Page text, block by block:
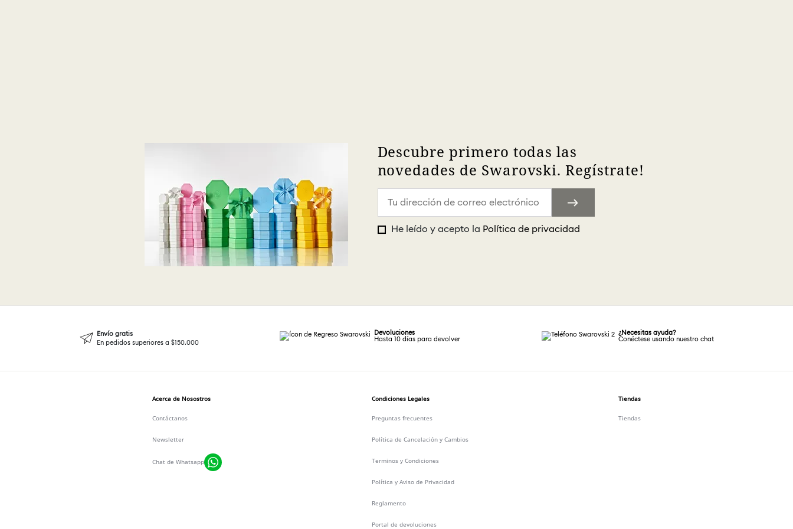
Descubre primero todas las
novedades de Swarovski. Regístrate!
He leído y acepto la Política de privacidad
Envío gratis
En pedidos superiores a $150.000
Devoluciones
Hasta 10 días para devolver
¿Necesitas ayuda?
Conéctese usando nuestro chat
Acerca de Nosostros
Contáctanos
Newsletter
Chat de Whatsapp
Condiciones Legales
Preguntas frecuentes
Política de Cancelación y Cambios
Terminos y Condiciones
Política y Aviso de Privacidad
Reglamento
Portal de devoluciones
Tiendas
Tiendas